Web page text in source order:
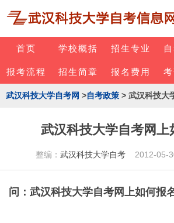
首页 学校概括 招生专业
报考流程 招生简章 报名费用
武汉科技大学自考网 >自考政策 > 武汉科技大
武汉科技大学自考网上
整编： 武汉科技大学自考 2012-05-
问：武汉科技大学自考网上如何报